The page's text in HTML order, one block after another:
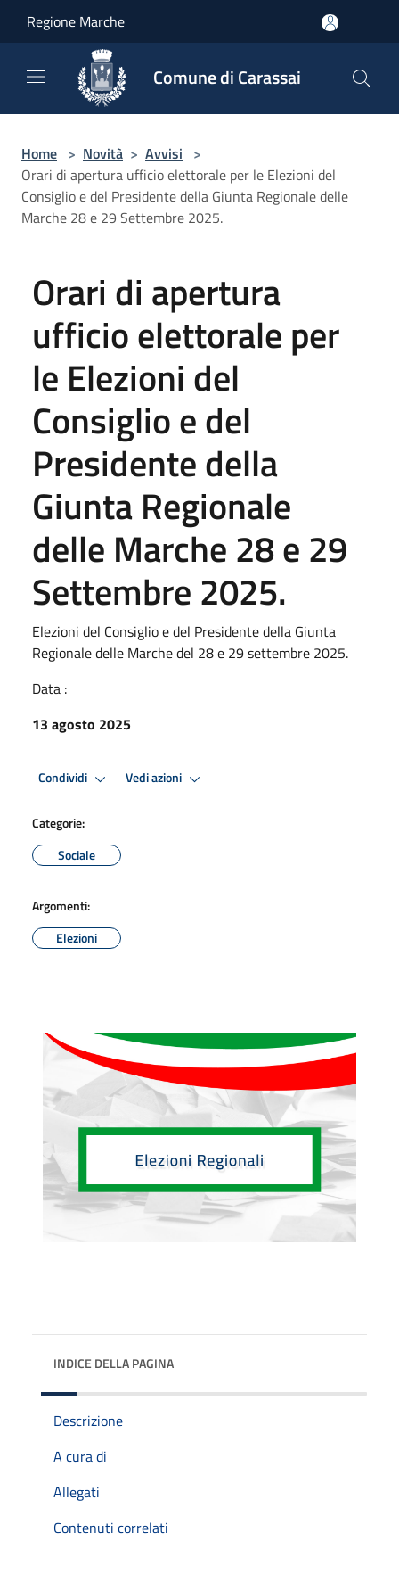
Regione Marche
Comune di Carassai
Home > Novità > Avvisi >
Orari di apertura ufficio elettorale per le Elezioni del
Consiglio e del Presidente della Giunta Regionale delle
Marche 28 e 29 Settembre 2025.
Orari di apertura
ufficio elettorale per
le Elezioni del
Consiglio e del
Presidente della
Giunta Regionale
delle Marche 28 e 29
Settembre 2025.
Elezioni del Consiglio e del Presidente della Giunta
Regionale delle Marche del 28 e 29 settembre 2025.
Data :
13 agosto 2025
Condividi Vedi azioni
Categorie:
Sociale
Argomenti:
Elezioni
INDICE DELLA PAGINA
Descrizione
A cura di
Allegati
Contenuti correlati